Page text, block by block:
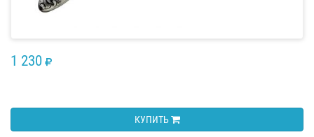
1 230 RUB
КУПИТЬ